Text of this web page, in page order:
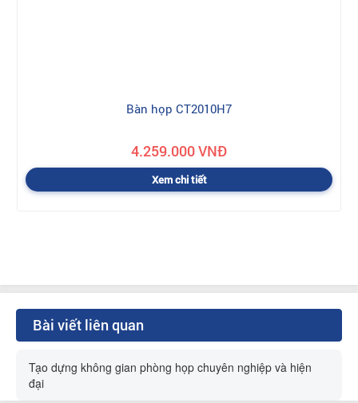
Bàn họp CT2010H7
4.259.000 VNĐ
Xem chi tiết
Bài viết liên quan
Tạo dựng không gian phòng họp chuyên nghiệp và hiện
đại